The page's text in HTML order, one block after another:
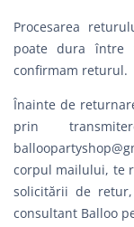
Procesarea
poate dura între
confirmam returul.
Înainte de
prin
corpul mailului, te
solicitării de
consultant Balloo